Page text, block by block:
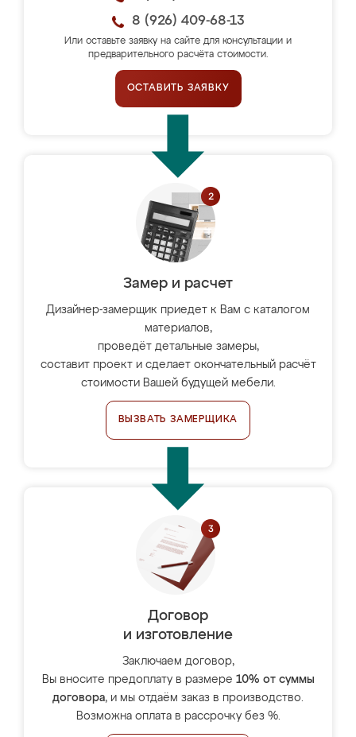
8 (926) 409-68-13
Или оставьте заявку на сайте для консультации и
предварительного расчёта стоимости.
ОСТАВИТЬ ЗАЯВКУ
Замер и расчет
Дизайнер-замерщик приедет к Вам с каталогом
материалов,
проведёт детальные замеры,
составит проект и сделает окончательный расчёт
стоимости Вашей будущей мебели.
ВЫЗВАТЬ ЗАМЕРЩИКА
Договор
и изготовление
Заключаем договор,
Вы вносите предоплату в размере 10% от суммы
договора, и мы отдаём заказ в производство.
Возможна оплата в рассрочку без %.